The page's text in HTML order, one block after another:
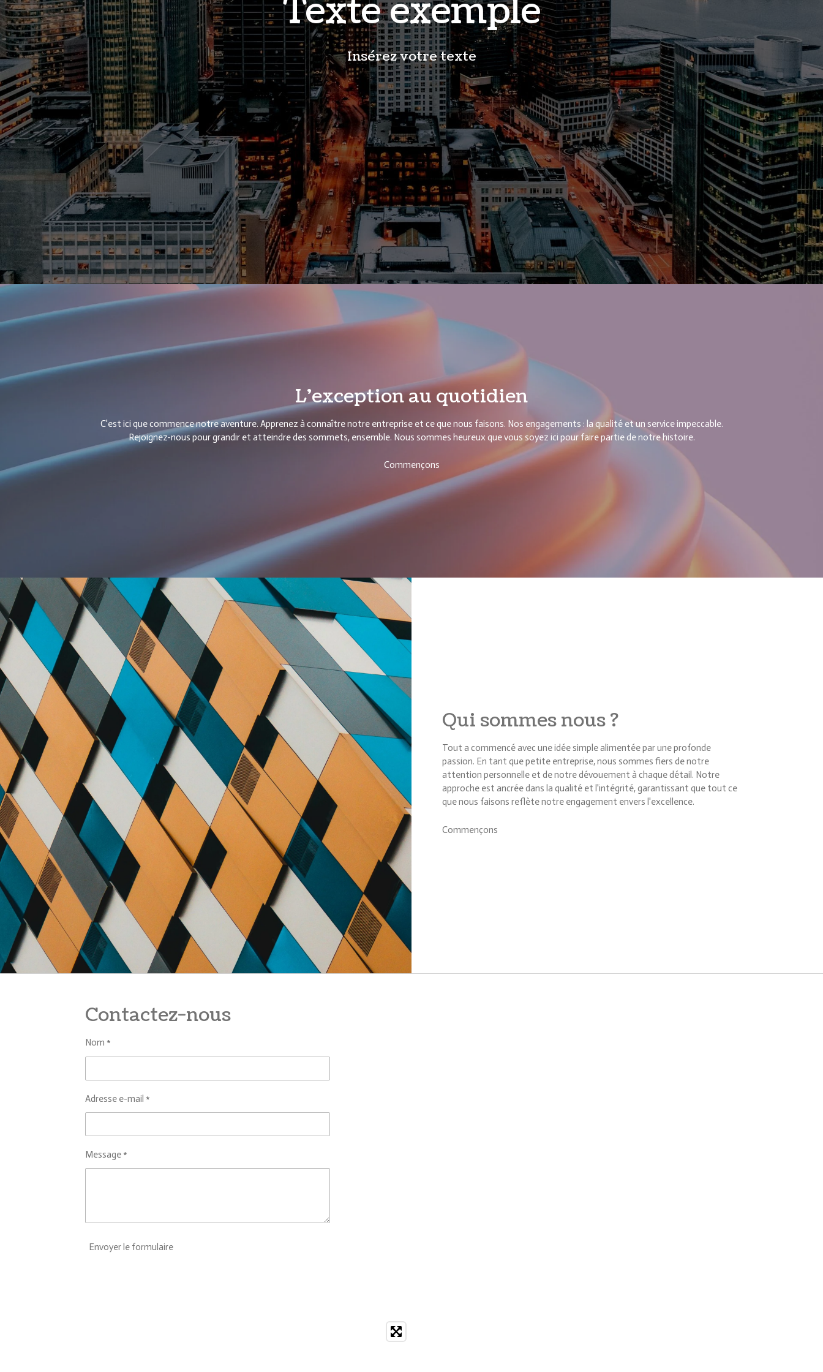
Texte exemple
Insérez votre texte
L’exception au quotidien
C'est ici que commence notre aventure. Apprenez à connaître notre entreprise et ce que nous faisons. Nos engagements : la qualité et un service impeccable.
Rejoignez-nous pour grandir et atteindre des sommets, ensemble. Nous sommes heureux que vous soyez ici pour faire partie de notre histoire.
Commençons
Qui sommes nous ?
Tout a commencé avec une idée simple alimentée par une profonde
passion. En tant que petite entreprise, nous sommes fiers de notre
attention personnelle et de notre dévouement à chaque détail. Notre
approche est ancrée dans la qualité et l'intégrité, garantissant que tout ce
que nous faisons reflète notre engagement envers l'excellence.
Commençons
Contactez-nous
Nom *
Adresse e-mail *
Message *
Envoyer le formulaire